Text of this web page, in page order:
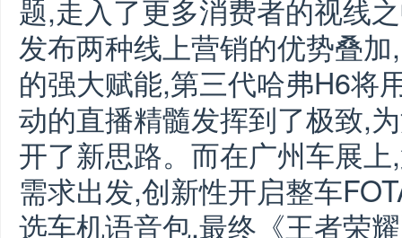
题,走入了更多消费者的视线
发布两种线上营销的优势叠
的强大赋能,第三代哈弗H6将
动的直播精髓发挥到了极致,
开了新思路。而在广州车展
需求出发,创新性开启整车
选车机语音包,最终《王者荣